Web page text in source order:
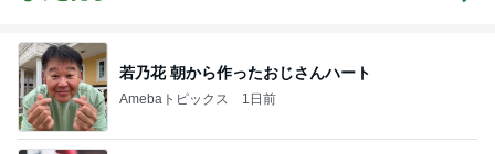
若乃花 朝から作ったおじさんハート
Amebaトピックス 1日前